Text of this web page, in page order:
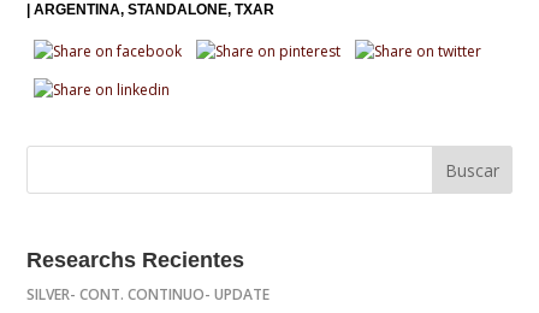
|ARGENTINA STANDALONE TXAR
Researchs Recientes
SILVER- CONT. CONTINUO- UPDATE